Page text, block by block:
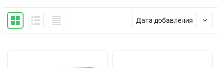
Дата добавления